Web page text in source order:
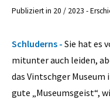
Publiziert in 20 / 2023 -
Schluderns - Sie hat es
mitunter auch leiden,
das Vintschger Museum
gute „Museumsgeist“,